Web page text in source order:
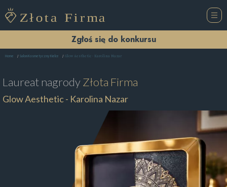
Zgłoś się do konkursu
Home Salon Kosmetyczny Kielce Glow Aesthetic - Karolina Nazar
Laureat nagrodyZłota Firma
Glow Aesthetic - Karolina Nazar